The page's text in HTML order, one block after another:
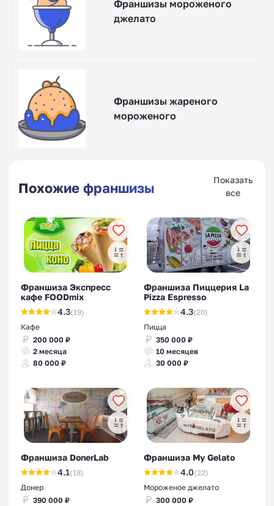
Франшизы мороженого
джелато
Франшизы жареного
мороженого
Похожие франшизы
Показать
все
Франшиза Экспресс
кафе FOODmix
4.3(19)
Кафе
200 000 ₽
2 месяца
80 000 ₽
Франшиза Пиццерия La
Pizza Espresso
4.3(20)
Пицца
350 000 ₽
10 месяцев
30 000 ₽
Франшиза DonerLab
4.1(18)
Донер
390 000 ₽
Франшиза My Gelato
4.0(22)
Мороженое джелато
300 000 ₽